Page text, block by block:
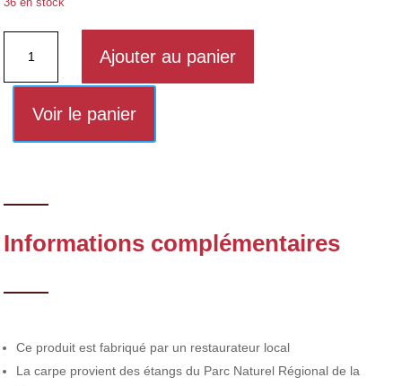
Fondue
Ajouter au panier
Voir le panier
Informations complémentaires
Ce produit est fabriqué par un restaurateur local
La carpe provient des étangs du Parc Naturel Régional de la